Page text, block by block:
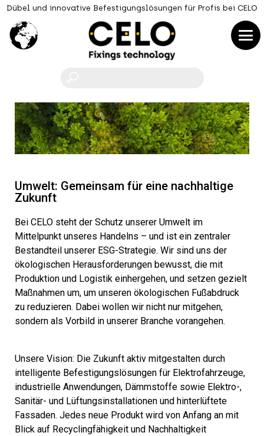
Dübel und innovative Befestigungslösungen für Profis bei CELO
Umwelt: Gemeinsam für eine nachhaltige
Zukunft
Bei CELO steht der Schutz unserer Umwelt im
Mittelpunkt unseres Handelns – und ist ein zentraler
Bestandteil unserer ESG-Strategie. Wir sind uns der
ökologischen Herausforderungen bewusst, die mit
Produktion und Logistik einhergehen, und setzen gezielt
Maßnahmen um, um unseren ökologischen Fußabdruck
zu reduzieren. Dabei wollen wir nicht nur mitgehen,
sondern als Vorbild in unserer Branche vorangehen.
Unsere Vision: Die Zukunft aktiv mitgestalten durch
intelligente Befestigungslösungen für Elektrofahrzeuge,
industrielle Anwendungen, Dämmstoffe sowie Elektro-,
Sanitär- und Lüftungsinstallationen und hinterlüftete
Fassaden. Jedes neue Produkt wird von Anfang an mit
Blick auf Recyclingfähigkeit und Nachhaltigkeit